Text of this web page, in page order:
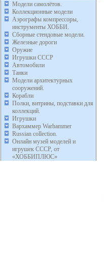
Модели самолётов.
Коллекционные модели
Аэрографы компрессоры,
инструменты ХОББИ.
Сборные стендовые модели.
Железные дороги
Оружие
Игрушки СССР
Автомобили
Танки
Модели архитектурных
сооружений.
Корабли
Полки, витрины, подставки для
коллекций.
Игрушки
Вархаммер Warhammer
Russian collection.
Онлайн музей моделей и
игрушек СССР, от
«ХОББИПЛЮС»